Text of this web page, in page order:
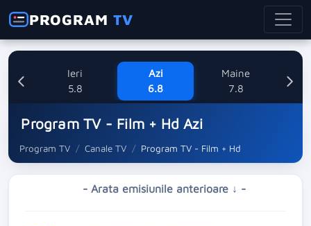
PROGRAMTV
Ieri
5.8
Azi
6.8
Maine
7.8
Program TV - Film + Hd Azi
Program TV Canale TV Program TV - Film + Hd
- Arata emisiunile anterioare ↓ -